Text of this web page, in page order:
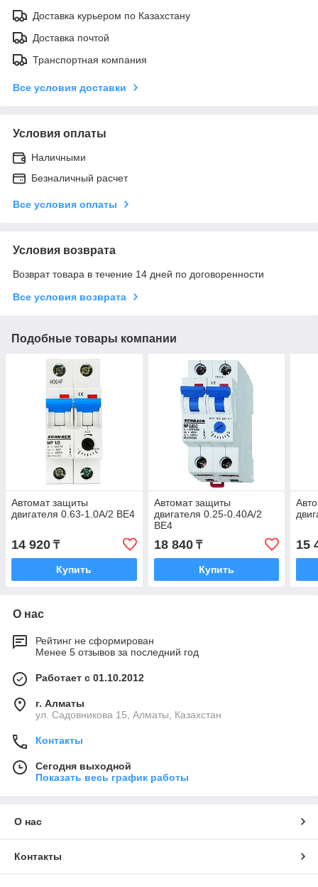
Доставка курьером по Казахстану
Доставка почтой
Транспортная компания
Все условия доставки
Условия оплаты
Наличными
Безналичный расчет
Все условия оплаты
Условия возврата
Возврат товара в течение 14 дней по договоренности
Все условия возврата
Подобные товары компании
Автомат защиты
двигателя 0.63-1.0А/2 BE4
14 920 ₸
Купить
Автомат защиты
двигателя 0.25-0.40А/2
BE4
18 840₸
Купить
15
О нас
Рейтинг не сформирован
Менее 5 отзывов за последний год
Работает с 01.10.2012
г. Алматы
ул. Садовникова 15, Алматы, Казахстан
Контакты
Сегодня выходной
Показать весь график работы
О нас
Контакты